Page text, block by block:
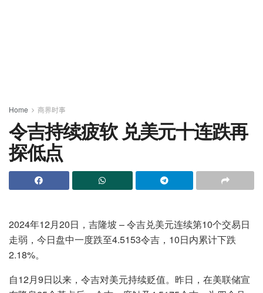
Home 商界时事
令吉持续疲软 兑美元十连跌再
探低点
2024年12月20日，吉隆坡 – 令吉兑美元连续第10个交易日
走弱，今日盘中一度跌至4.5153令吉，10日内累计下跌
2.18%。
自12月9日以来，令吉对美元持续贬值。昨日，在美联储宣